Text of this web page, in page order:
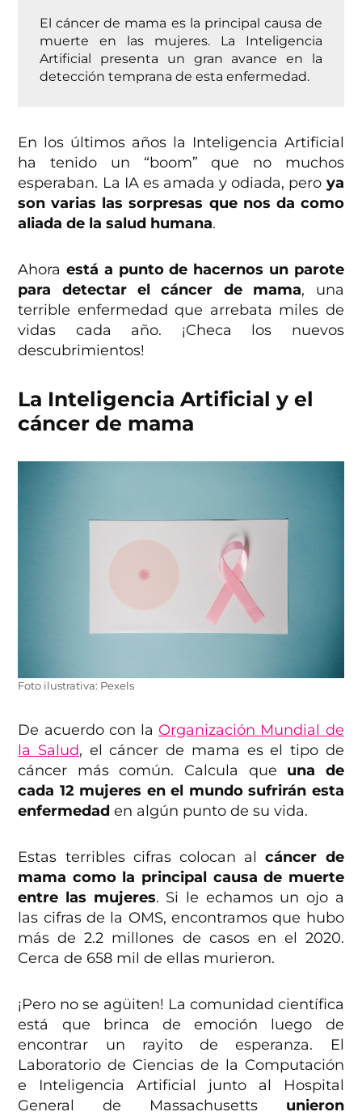
El cáncer de mama es la principal causa de
muerte en las mujeres. La Inteligencia
Artificial presenta un gran avance en la
detección temprana de esta enfermedad.
En los últimos años la Inteligencia Artificial
ha tenido un “boom” que no muchos
esperaban. La IA es amada y odiada, pero ya
son varias las sorpresas que nos da como
aliada de la salud humana.
Ahoraestá a punto de hacernos un parote
para detectar el cáncer de mama, una
terrible enfermedad que arrebata miles de
vidas cada año. ¡Checa los nuevos
descubrimientos!
La Inteligencia Artificial y el
cáncer de mama
Foto ilustrativa: Pexels
De acuerdo con la Organización Mundial de
la Salud, el cáncer de mama es el tipo de
cáncer más común. Calcula que una de
cada 12 mujeres en el mundo sufrirán esta
enfermedad en algún punto de su vida.
Estas terribles cifras colocan alcáncer de
mama como la principal causa de muerte
entre las mujeres. Si le echamos un ojo a
las cifras de la OMS, encontramos que hubo
más de 2.2 millones de casos en el 2020.
Cerca de 658 mil de ellas murieron.
¡Pero no se agüiten! La comunidad científica
está que brinca de emoción luego de
encontrar un rayito de esperanza. El
Laboratorio de Ciencias de la Computación
e Inteligencia Artificial junto al Hospital
General de Massachusetts unieron